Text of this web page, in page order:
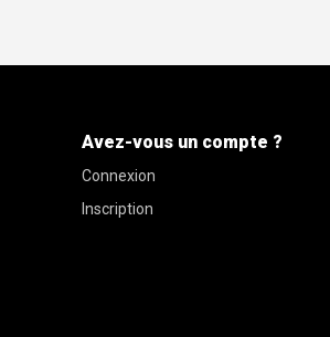
Avez-vous un compte ?
Connexion
Inscription